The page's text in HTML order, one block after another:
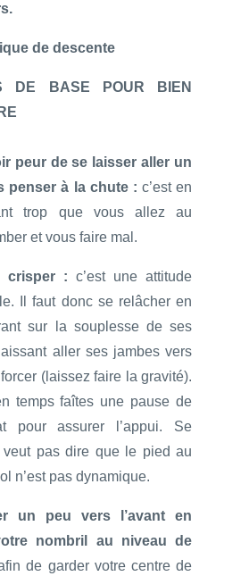
de descente
DE BASE POUR BIEN
peur de se laisser aller un
penser à la chute : c’est en
trop que vous allez au
et vous faire mal.
crisper : c’est une attitude
Il faut donc se relâcher en
sur la souplesse de ses
aller ses jambes vers
(laissez faire la gravité).
temps faîtes une pause de
pour assurer l’appui. Se
veut pas dire que le pied au
n’est pas dynamique.
un peu vers l’avant en
nombril au niveau de
de garder votre centre de